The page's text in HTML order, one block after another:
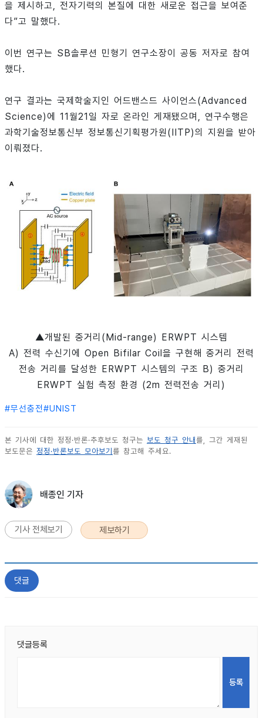
을 제시하고, 전자기력의 본질에 대한 새로운 접근을 보여준
다”고 말했다.
이번 연구는 SB솔루션 민형기 연구소장이 공동 저자로 참여
했다.
연구 결과는 국제학술지인 어드밴스드 사이언스(Advanced
Science)에 11월21일 자로 온라인 게재됐으며, 연구수행은
과학기술정보통신부 정보통신기획평가원(IITP)의 지원을 받아
이뤄졌다.
▲개발된 중거리(Mid-range) ERWPT 시스템
A) 전력 수신기에 Open Bifilar Coil을 구현해 중거리 전력
전송 거리를 달성한 ERWPT 시스템의 구조 B) 중거리
ERWPT 실험 측정 환경 (2m 전력전송 거리)
#무선충전#UNIST
본 기사에 대한 정정·반론·추후보도 청구는 보도 청구 안내 를, 그간 게재된
보도문은 정정·반론보도 모아보기 를 참고해 주세요.
배종인 기자
기사 전체보기 제보하기
댓글
댓글등록